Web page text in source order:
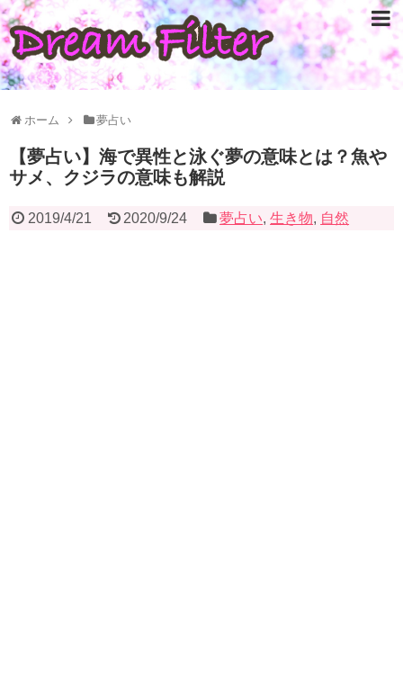
ホーム 夢占い
【夢占い】海で異性と泳ぐ夢の意味とは？魚や
サメ、クジラの意味も解説
2019/4/21 2020/9/24 夢占い,生き物, 自然